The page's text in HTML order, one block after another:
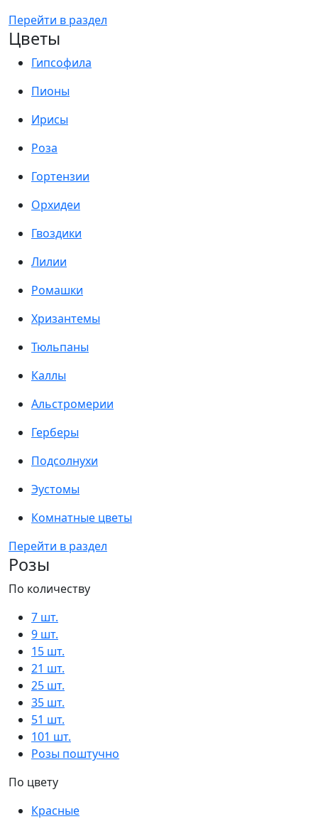
Перейти в раздел
Цветы
Гипсофила
Пионы
Ирисы
Роза
Гортензии
Орхидеи
Гвоздики
Лилии
Ромашки
Хризантемы
Тюльпаны
Каллы
Альстромерии
Герберы
Подсолнухи
Эустомы
Комнатные цветы
Перейти в раздел
Розы
По количеству
7 шт.
9 шт.
15 шт.
21 шт.
25 шт.
35 шт.
51 шт.
101 шт.
Розы поштучно
По цвету
Красные